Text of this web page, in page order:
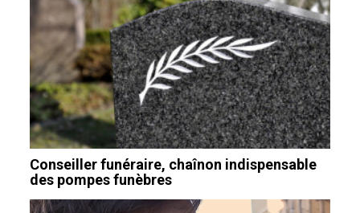
Conseiller funéraire, chaînon indispensable
des pompes funèbres